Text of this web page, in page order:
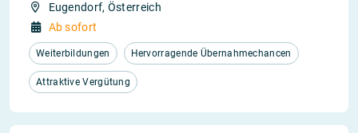
Eugendorf, Österreich
Ab sofort
Weiterbildungen Hervorragende Übernahmechancen
Attraktive Vergütung